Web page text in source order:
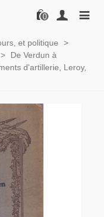
0
et politique
>
>
De Verdun à
d'artillerie, Leroy,